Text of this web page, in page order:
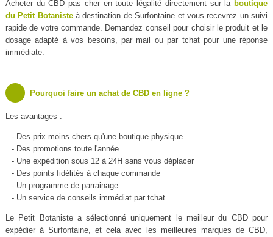
Acheter du CBD pas cher en toute légalité directement sur la boutique
du Petit Botanisteà destination de Surfontaine et vous recevrez un suivi
rapide de votre commande. Demandez conseil pour choisir le produit et le
dosage adapté à vos besoins, par mail ou par tchat pour une réponse
immédiate.
Pourquoi faire un achat de CBD en ligne ?
Les avantages :
- Des prix moins chers qu'une boutique physique
- Des promotions toute l'année
- Une expédition sous 12 à 24H sans vous déplacer
- Des points fidélités à chaque commande
- Un programme de parrainage
- Un service de conseils immédiat par tchat
Le Petit Botaniste a sélectionné uniquement le meilleur du CBD pour
expédier à Surfontaine, et cela avec les meilleures marques de CBD,